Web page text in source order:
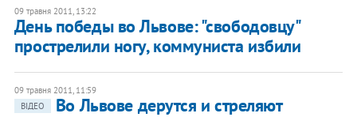
09 травня 2011, 13:22
День победы во Львове: "свободовцу"
прострелили ногу, коммуниста избили
09 травня 2011, 11:59
ВІДЕО
Во Львове дерутся и стреляют